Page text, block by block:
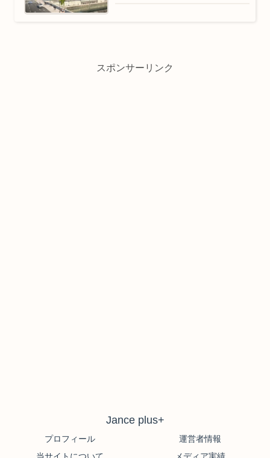
スポンサーリンク
Jance plus+
プロフィール
運営者情報
当サイトについて
メディア実績